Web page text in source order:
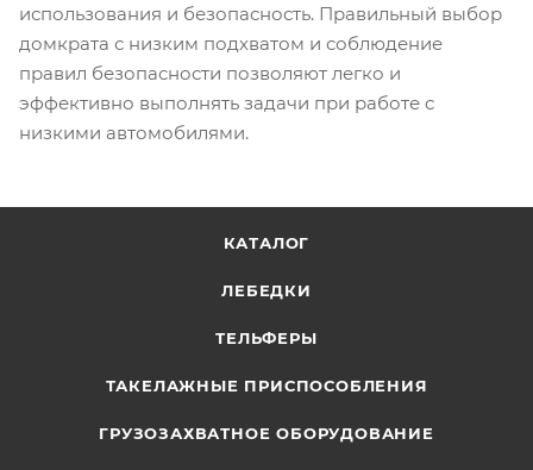
использования и безопасность. Правильный выбор
домкрата с низким подхватом и соблюдение
правил безопасности позволяют легко и
эффективно выполнять задачи при работе с
низкими автомобилями.
КАТАЛОГ
ЛЕБЕДКИ
ТЕЛЬФЕРЫ
ТАКЕЛАЖНЫЕ ПРИСПОСОБЛЕНИЯ
ГРУЗОЗАХВАТНОЕ ОБОРУДОВАНИЕ